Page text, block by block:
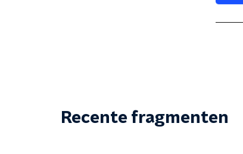
Recente fragmenten